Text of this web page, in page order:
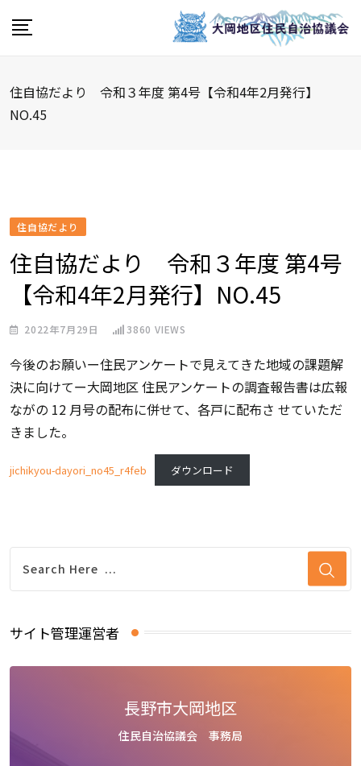
to
住自協だより 令和３年度 第4号【令和4年2月発行】
NO.45
住自協だより
住自協だより 令和３年度 第4号
【令和4年2月発行】NO.45
2022年7月29日 3860 VIEWS
今後のお願いー住民アンケートで見えてきた地域の課題解
決に向けてー大岡地区 住民アンケートの調査報告書は広報
ながの 12 月号の配布に併せて、各戸に配布さ せていただ
きました。
jichikyou-dayori_no45_r4feb ダウンロード
サイト管理運営者
長野市大岡地区
住民自治協議会 事務局